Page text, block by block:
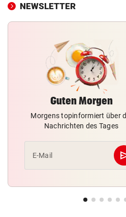
NEWSLETTER
Guten Morgen
Morgens topinformiert über
Nachrichten des Tages
E-Mail